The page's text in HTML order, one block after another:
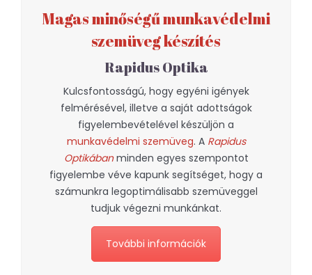
Magas minőségű munkavédelmi
szemüveg készítés
Rapidus Optika
Kulcsfontosságú, hogy egyéni igények
felmérésével, illetve a saját adottságok
figyelembevételével készüljön a
munkavédelmi szemüveg. A Rapidus
Optikábanminden egyes szempontot
figyelembe véve kapunk segítséget, hogy a
számunkra legoptimálisabb szemüveggel
tudjuk végezni munkánkat.
További információk